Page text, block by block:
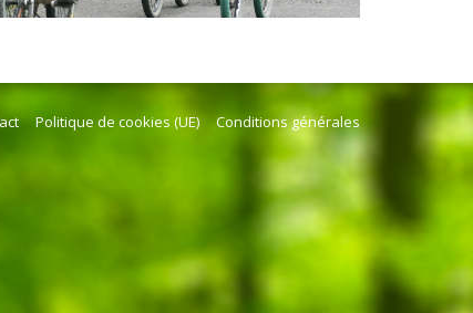
Politique de cookies (UE) Conditions générales